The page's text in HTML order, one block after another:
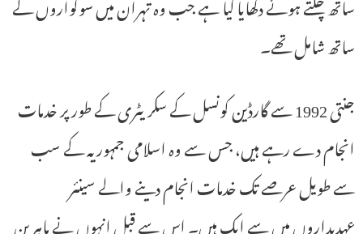
ساتھ شامل تھے۔
جنتی 1992 سے گارڈین کونسل کے سکریٹری کے طور پر خدمات
انجام دے رہے ہیں، جس سے وہ اسلامی جمہوریہ کے سب
سے طویل عرصے تک خدمات انجام دینے والے سینئر
عہدیداروں میں سے ایک ہیں۔ اس سے قبل انہوں نے ماہرین